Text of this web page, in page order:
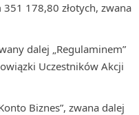
178,80 złotych, zwana
dalej „Regulaminem”
Uczestników Akcji
Biznes”, zwana dalej